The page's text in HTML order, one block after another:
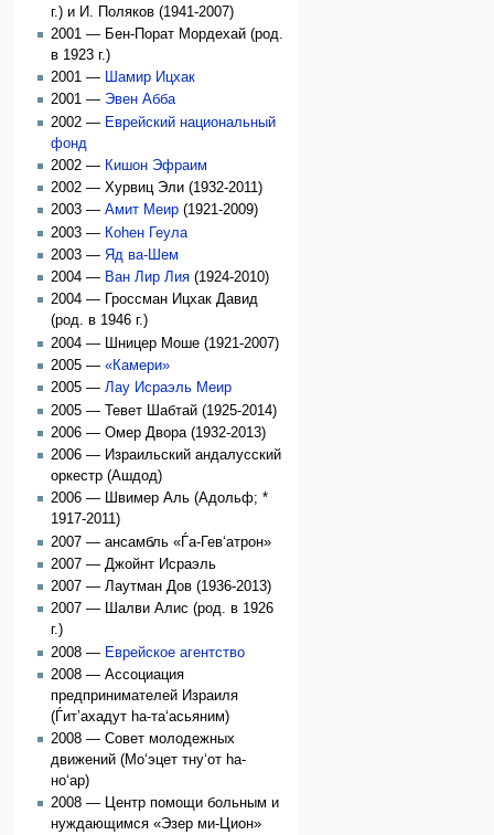
г.) и И. Поляков (1941-2007)
2001 — Бен-Порат Мордехай (род.
в 1923 г.)
2001 — Шамир Ицхак
2001 — Эвен Абба
2002 — Еврейский национальный
фонд
2002 — Кишон Эфраим
2002 — Хурвиц Эли (1932-2011)
2003 — Амит Меир(1921-2009)
2003 — Коhен Геула
2003 — Яд ва-Шем
2004 — Ван Лир Лия(1924-2010)
2004 — Гроссман Ицхак Давид
(род. в 1946 г.)
2004 — Шницер Моше (1921-2007)
2005 — «Камери»
2005 — Лау Исраэль Меир
2005 — Тевет Шабтай (1925-2014)
2006 — Омер Двора (1932-2013)
2006 — Израильский андалусский
оркестр (Ашдод)
2006 — Швимер Аль (Адольф; *
1917-2011)
2007 — ансамбль «Ѓа-Гев‘атрон»
2007 — Джойнт Исраэль
2007 — Лаутман Дов (1936-2013)
2007 — Шалви Алис (род. в 1926
г.)
2008 — Еврейское агентство
2008 — Ассоциация
предпринимателей Израиля
(Ѓит’ахадут hа-та‘асьяним)
2008 — Совет молодежных
движений (Мо‘эцет тну‘от hа-
но‘ар)
2008 — Центр помощи больным и
нуждающимся «Эзер ми-Цион»